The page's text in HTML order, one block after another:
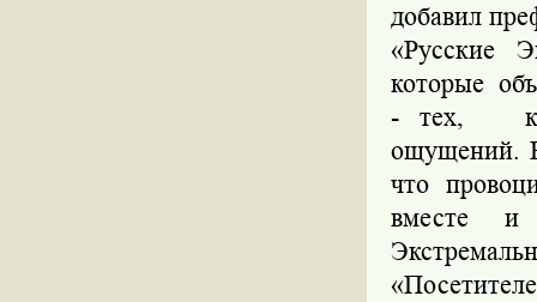
добавил
«Русские
которые
- тех, кто
ощущений.
что
вместе и